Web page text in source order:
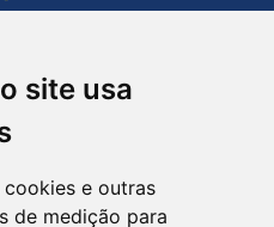
site usa
e outras
de medição para
11h30min (manhã);